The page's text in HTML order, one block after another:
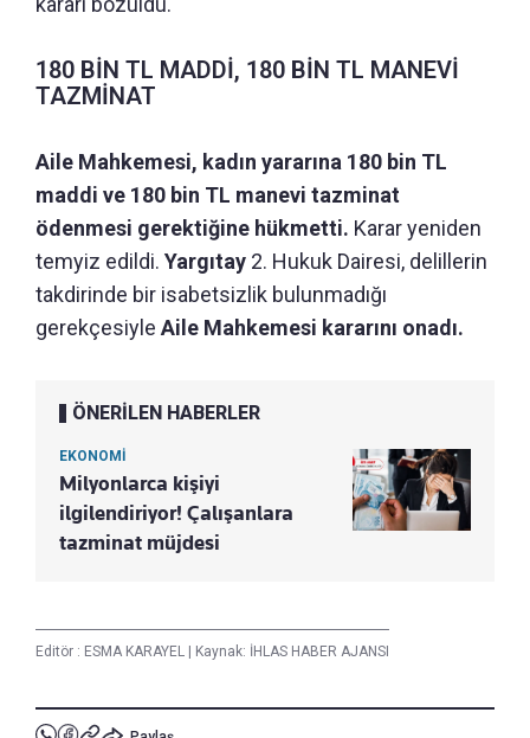
180 BİN TL MADDİ, 180 BİN TL MANEVİ
TAZMİNAT
Aile Mahkemesi, kadın yararına 180 bin TL
maddi ve 180 bin TL manevi tazminat
ödenmesi gerektiğine hükmetti. Karar yeniden
temyiz edildi. Yargıtay 2. Hukuk Dairesi, delillerin
takdirinde bir isabetsizlik bulunmadığı
gerekçesiyle Aile Mahkemesi kararını onadı.
ÖNERİLEN HABERLER
EKONOMİ
Milyonlarca kişiyi
ilgilendiriyor! Çalışanlara
tazminat müjdesi
Editör : ESMA KARAYEL Kaynak: İHLAS HABER AJANSI